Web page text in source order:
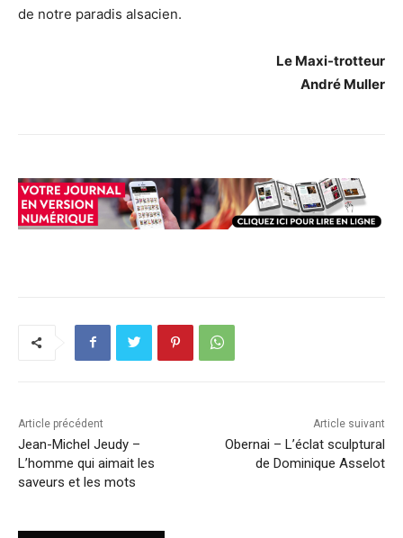
de notre paradis alsacien.
Le Maxi-trotteur
André Muller
Article précédent
Jean-Michel Jeudy –
L’homme qui aimait les
saveurs et les mots
Article suivant
Obernai – L’éclat sculptural
de Dominique Asselot